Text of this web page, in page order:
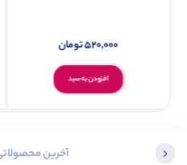
افزودن به سبد
520,000تومان
آخرین